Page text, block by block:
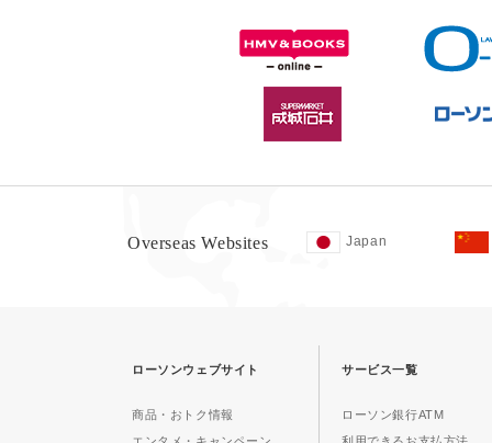
Overseas Websites Japan
ローソンウェブサイト
商品・おトク情報
サービス一覧
ローソン銀行ATM